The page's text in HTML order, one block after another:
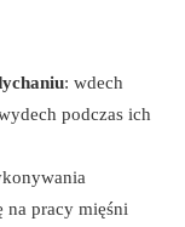
: wdech
podczas ich
na pracy mięśni